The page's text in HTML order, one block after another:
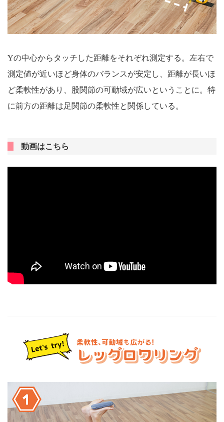
Yの中心からタッチした距離をそれぞれ測定する。左右で
測定値が近いほど身体のバランスが安定し、距離が長いほ
ど柔軟性があり、股関節の可動域が広いということに。特
に前方の距離は足関節の柔軟性と関係している。
動画はこちら